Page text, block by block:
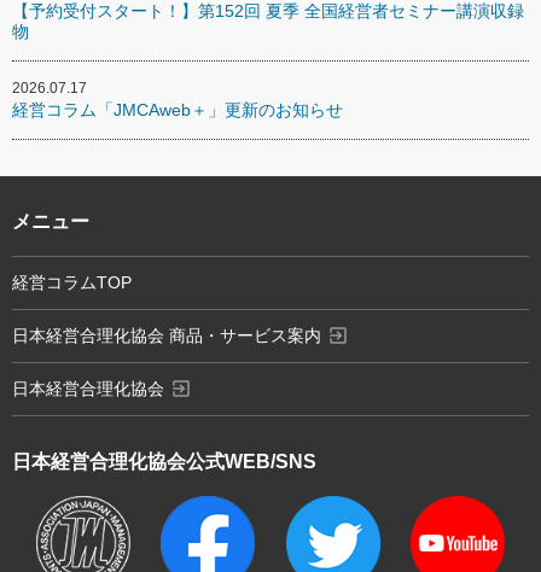
【予約受付スタート！】第152回 夏季 全国経営者セミナー講演収録
物
2026.07.17
経営コラム「JMCAweb＋」更新のお知らせ
日本経営合理化協会公式WEB/SNS
メニュー
経営コラムTOP
日本経営合理化協会 商品・サービス案内 exit_to_app
日本経営合理化協会 exit_to_app